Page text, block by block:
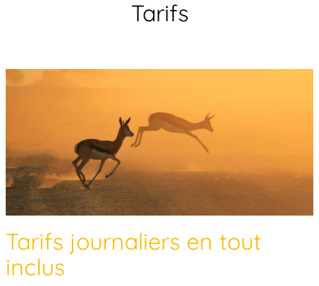
Tarifs
Tarifs journaliers en tout
inclus